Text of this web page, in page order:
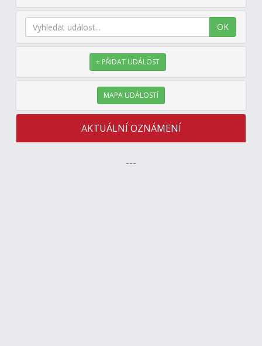
OK
+ PŘIDAT UDÁLOST
MAPA UDÁLOSTÍ
AKTUÁLNÍ OZNÁMENÍ
---